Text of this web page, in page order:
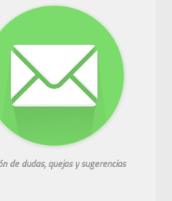
de dudas, quejas y sugerencias